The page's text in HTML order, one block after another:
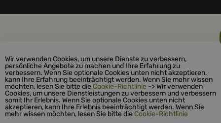
Wir verwenden Cookies, um unsere Dienste zu verbessern,
persönliche Angebote zu machen und Ihre Erfahrung zu
verbessern. Wenn Sie optionale Cookies unten nicht akzeptieren,
kann Ihre Erfahrung beeinträchtigt werden. Wenn Sie mehr wissen
möchten, lesen Sie bitte die Cookie-Richtlinie -> Wir verwenden
Cookies, um unsere Dienstleistungen zu verbessern und verbessern
somit Ihr Erlebnis. Wenn Sie optionale Cookies unten nicht
akzeptieren, kann Ihre Erlebnis beeinträchtigt werden. Wenn Sie
mehr wissen möchten, lesen Sie bitte die Cookie-Richtlinie